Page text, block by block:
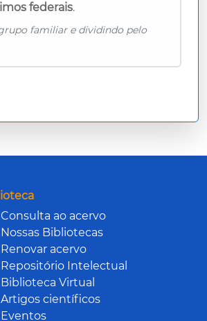
federais.
familiar e dividindo pelo
Consulta ao acervo
Nossas Bibliotecas
Renovar acervo
Repositório Intelectual
Biblioteca Virtual
Artigos científicos
Eventos